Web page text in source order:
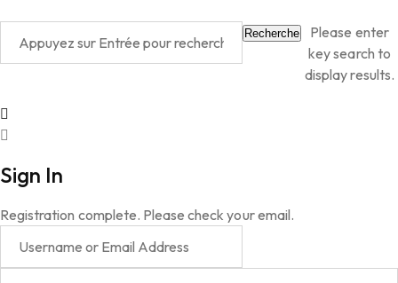
Recherche
Please enter
key search to
display results.
Sign In
Registration complete. Please check your email.